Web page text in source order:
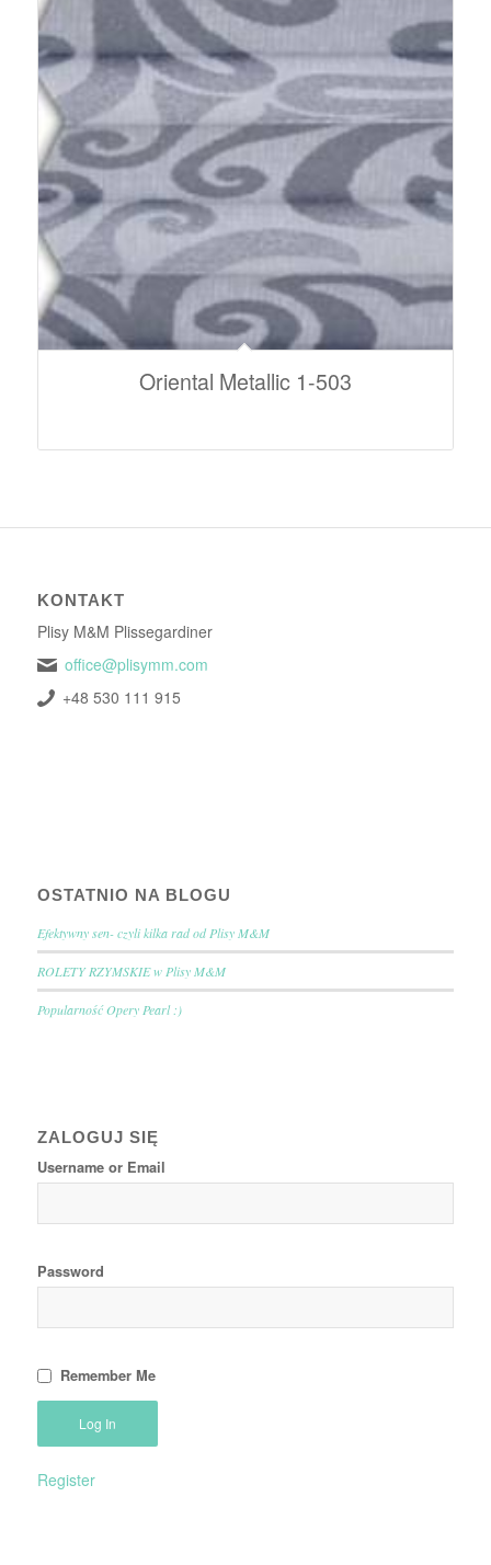
Oriental Metallic 1-503
KONTAKT
Plisy M&M Plissegardiner
office@plisymm.com
+48 530 111 915
OSTATNIO NA BLOGU
Efektywny sen- czyli kilka rad od Plisy M&M
ROLETY RZYMSKIE w Plisy M&M
Popularność Opery Pearl :)
ZALOGUJ SIĘ
Username or Email
Password
Remember Me
Register